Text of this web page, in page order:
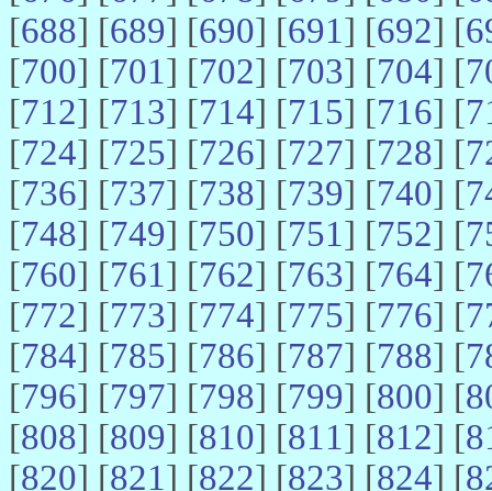
[688] [689] [690] [691] [692] [
[700] [701] [702] [703] [704] [
[712] [713] [714] [715] [716] [
[724] [725] [726] [727] [728] [
[736] [737] [738] [739] [740] [
[748] [749] [750] [751] [752] [
[760] [761] [762] [763] [764] [
[772] [773] [774] [775] [776] [
[784] [785] [786] [787] [788] [
[796] [797] [798] [799] [800] [
[808] [809] [810] [811] [812] [
[820] [821] [822] [823] [824] [